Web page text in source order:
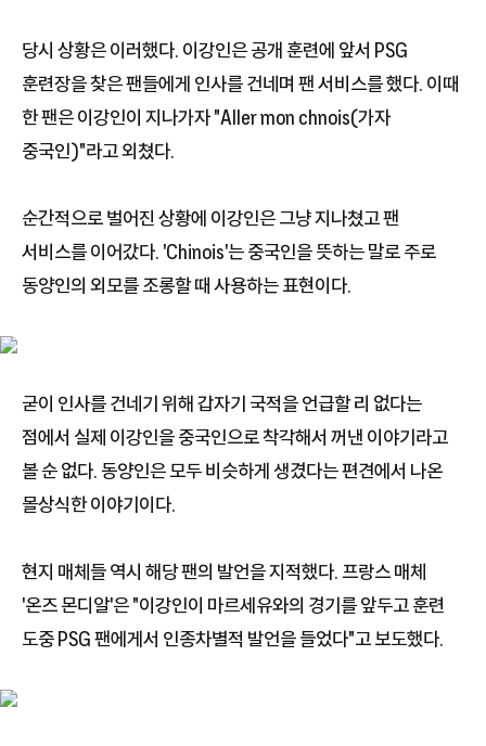
당시 상황은 이러했다. 이강인은 공개 훈련에 앞서 PSG
훈련장을 찾은 팬들에게 인사를 건네며 팬 서비스를 했다. 이때
한 팬은 이강인이 지나가자 "Aller mon chnois(가자
중국인)"라고 외쳤다.
순간적으로 벌어진 상황에 이강인은 그냥 지나쳤고 팬
서비스를 이어갔다. 'Chinois'는 중국인을 뜻하는 말로 주로
동양인의 외모를 조롱할 때 사용하는 표현이다.
굳이 인사를 건네기 위해 갑자기 국적을 언급할 리 없다는
점에서 실제 이강인을 중국인으로 착각해서 꺼낸 이야기라고
볼 순 없다. 동양인은 모두 비슷하게 생겼다는 편견에서 나온
몰상식한 이야기이다.
현지 매체들 역시 해당 팬의 발언을 지적했다. 프랑스 매체
'온즈 몬디알'은 "이강인이 마르세유와의 경기를 앞두고 훈련
도중 PSG 팬에게서 인종차별적 발언을 들었다"고 보도했다.